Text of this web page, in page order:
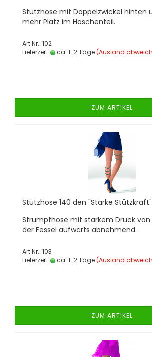
Stütz­ho­se mit Dop­pel­zwi­ckel hin­ten
mehr Platz im Hös­chen­teil.
Art.Nr.: 102
Lieferzeit:
ca. 1-2 Tage(Ausland
ZUM ARTIKEL
Stütz­ho­se 140 den "Star­ke Stütz­kraft"
Strumpf­ho­se mit star­kem Druck von
der Fes­sel auf­wärts ab­neh­mend.
Art.Nr.: 103
Lieferzeit:
ca. 1-2 Tage(Ausland
ZUM ARTIKEL